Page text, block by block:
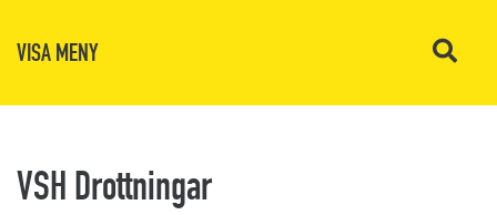
VISA MENY
VSH Drottningar